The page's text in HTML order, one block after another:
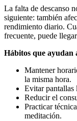
La falta de descanso
siguiente: también
rendimiento diario.
frecuente, puede
Hábitos que ayudan
Mantener
la misma hora.
Evitar pantallas
Reducir el
Practicar
meditación.